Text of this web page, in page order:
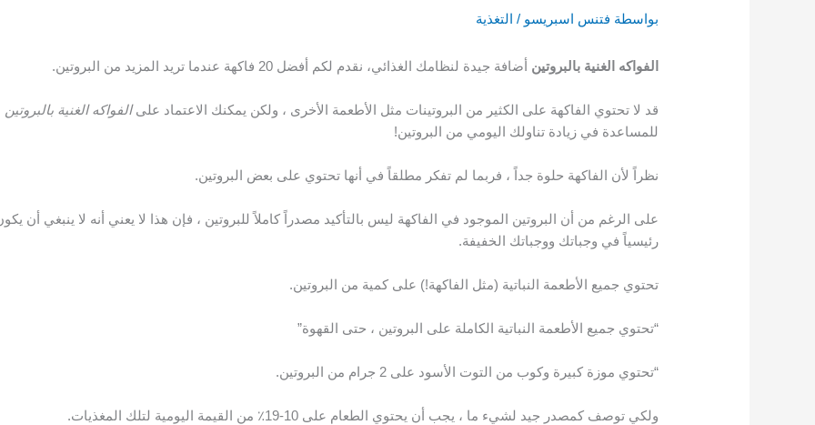
بواسطة فتنس اسبريسو/ التغذية
الفواكه الغنية بالبروتين أضافة جيدة لنظامك الغذائي، نقدم لكم أفضل 20 فاكهة عندما تريد المزيد من البروتين.
قد لا تحتوي الفاكهة على الكثير من البروتينات مثل الأطعمة الأخرى ، ولكن يمكنك الاعتماد علىالفواكه الغنية بالبروتين
للمساعدة في زيادة تناولك اليومي من البروتين!
نظراً لأن الفاكهة حلوة جداً ، فربما لم تفكر مطلقاً في أنها تحتوي على بعض البروتين.
على الرغم من أن البروتين الموجود في الفاكهة ليس بالتأكيد مصدراً كاملاً للبروتين ، فإن هذا لا يعني أنه لا ينبغي أن
رئيسياً في وجباتك ووجباتك الخفيفة.
تحتوي جميع الأطعمة النباتية (مثل الفاكهة!) على كمية من البروتين.
“تحتوي جميع الأطعمة النباتية الكاملة على البروتين ، حتى القهوة”
“تحتوي موزة كبيرة وكوب من التوت الأسود على 2 جرام من البروتين.
ولكي توصف كمصدر جيد لشيء ما ، يجب أن يحتوي الطعام على 10-19٪ من القيمة اليومية لتلك المغذيات.